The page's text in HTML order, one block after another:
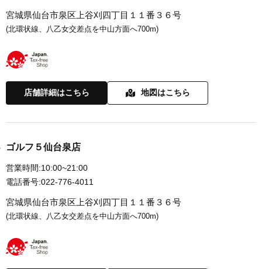
宮城県仙台市泉区上谷刈四丁目１１番３６号
(北環状線、八乙女交差点を中山方面へ700m)
店舗詳細はこちら 地図はこちら
ゴルフ５仙台泉店
営業時間:10:00~21:00
電話番号:022-776-4011
宮城県仙台市泉区上谷刈四丁目１１番３６号
(北環状線、八乙女交差点を中山方面へ700m)